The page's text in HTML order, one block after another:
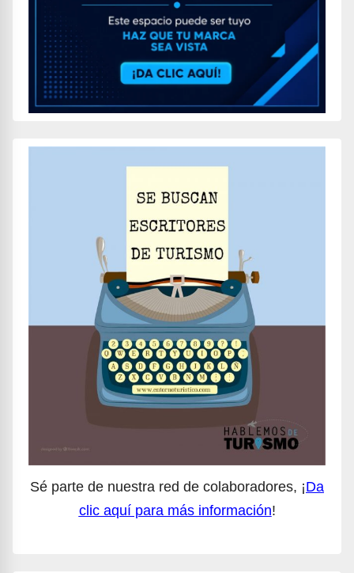
Sé parte de nuestra red de colaboradores, ¡Da
clic aquí para más información!